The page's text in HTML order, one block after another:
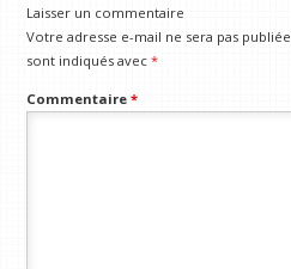
Laisser un commentaire
Votre adresse e-mail ne sera pas publiée.
sont indiqués avec*
Commentaire*